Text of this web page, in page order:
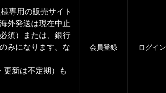
専用の販売サイト
外発送は現在中止
須）または、銀行
みになります。な
更新は不定期）も
会員登録 ログイン